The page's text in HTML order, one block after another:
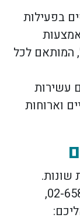
בפעילות
המותאם לכל
עשירות
וארוחות
שונות.